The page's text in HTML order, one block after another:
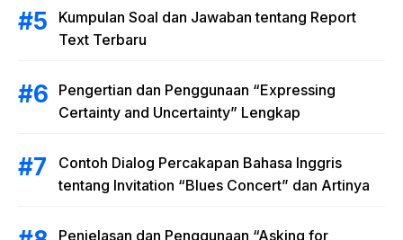
Kumpulan Soal dan Jawaban tentang Report
Text Terbaru
Pengertian dan Penggunaan “Expressing
Certainty and Uncertainty” Lengkap
Contoh Dialog Percakapan Bahasa Inggris
tentang Invitation “Blues Concert” dan Artinya
Penjelasan dan Penggunaan “Asking for